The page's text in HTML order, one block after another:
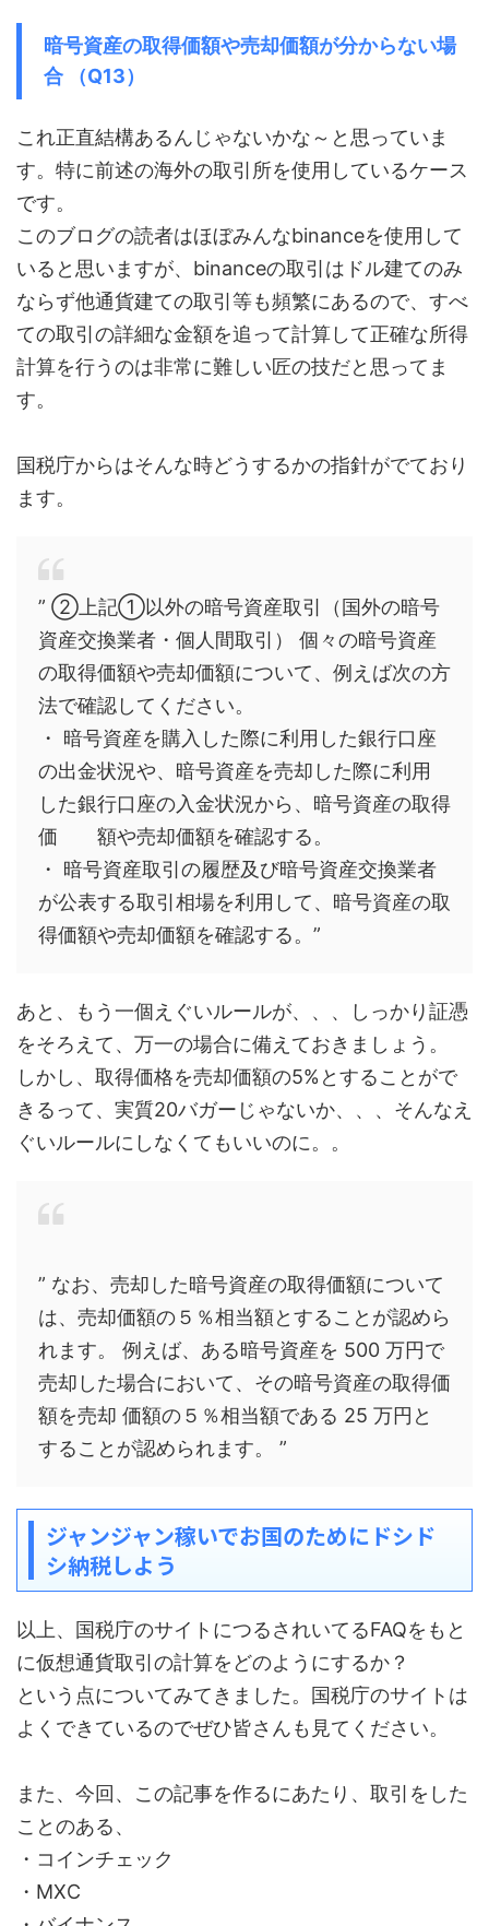
暗号資産の取得価額や売却価額が分からない場
合 （Q13）
これ正直結構あるんじゃないかな～と思っていま
す。特に前述の海外の取引所を使用しているケース
です。
このブログの読者はほぼみんなbinanceを使用して
いると思いますが、binanceの取引はドル建てのみ
ならず他通貨建ての取引等も頻繁にあるので、すべ
ての取引の詳細な金額を追って計算して正確な所得
計算を行うのは非常に難しい匠の技だと思ってま
す。
国税庁からはそんな時どうするかの指針がでており
ます。
” ②上記①以外の暗号資産取引（国外の暗号
資産交換業者・個人間取引） 個々の暗号資産
の取得価額や売却価額について、例えば次の方
法で確認してください。
・ 暗号資産を購入した際に利用した銀行口座
の出金状況や、暗号資産を売却した際に利用
した銀行口座の入金状況から、暗号資産の取得
価 額や売却価額を確認する。
・ 暗号資産取引の履歴及び暗号資産交換業者
が公表する取引相場を利用して、暗号資産の取
得価額や売却価額を確認する。”
あと、もう一個えぐいルールが、、、しっかり証憑
をそろえて、万一の場合に備えておきましょう。
しかし、 取得価格を売却価額の5%とすることがで
きるって、実質20バガーじゃないか、、、 そんなえ
ぐいルールにしなくてもいいのに。。
” なお、売却した暗号資産の取得価額について
は、売却価額の５％相当額とすることが認めら
れます。 例えば、ある暗号資産を 500 万円で
売却した場合において、その暗号資産の取得価
額を売却 価額の５％相当額である 25 万円と
することが認められます。 ”
ジャンジャン稼いでお国のためにドシド
シ納税しよう
以上、国税庁のサイトにつるされいてるFAQをもと
に仮想通貨取引の計算をどのようにするか？
という点についてみてきました。国税庁のサイトは
よくできているのでぜひ皆さんも見てください。
また、今回、この記事を作るにあたり、取引をした
ことのある、
・コインチェック
・MXC